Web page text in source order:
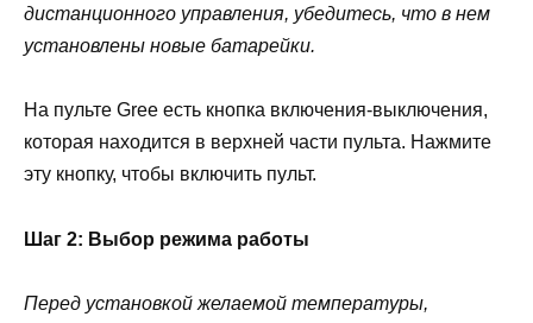
дистанционного управления, убедитесь, что в нем
установлены новые батарейки.
На пульте Gree есть кнопка включения-выключения,
которая находится в верхней части пульта. Нажмите
эту кнопку, чтобы включить пульт.
Шаг 2: Выбор режима работы
Перед установкой желаемой температуры,